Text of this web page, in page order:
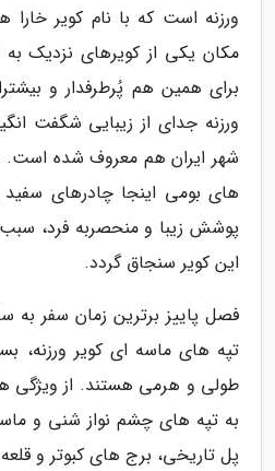
ورزنه است که با نام کویر
مکان یکی از کویرهای نزدیک
برای همین هم پُرطرفدار و
ورزنه جدای از زیبایی شگفت
شهر ایران هم معروف شده است.
های بومی اینجا چادرهای
پوشش زیبا و منحصربه فرد،
این کویر سنجاق گردد.
فصل پاییز برترین زمان سفر به
تپه های ماسه ای کویر ورزنه،
طولی و هرمی هستند. از ویژگی
به تپه های چشم نواز شنی و
پل تاریخی، برج های کبوتر و قلعه